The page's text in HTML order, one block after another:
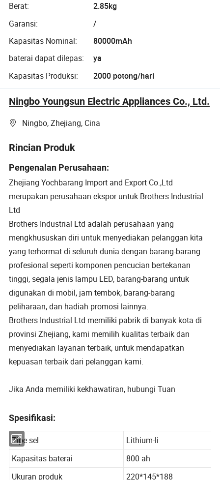
Berat:
2.85kg
Garansi:
/
Kapasitas Nominal:
80000mAh
baterai dapat dilepas:
ya
Kapasitas Produksi:
2000 potong/hari
Ningbo Youngsun Electric Appliances Co., Ltd.
Ningbo, Zhejiang, Cina
Rincian Produk
Pengenalan Perusahaan:
Zhejiang Yochbarang Import and Export Co.,Ltd
merupakan perusahaan ekspor untuk Brothers Industrial
Ltd
Brothers Industrial Ltd adalah perusahaan yang
mengkhususkan diri untuk menyediakan pelanggan kita
yang terhormat di seluruh dunia dengan barang-barang
profesional seperti komponen pencucian bertekanan
tinggi, segala jenis lampu LED, barang-barang untuk
digunakan di mobil, jam tembok, barang-barang
peliharaan, dan hadiah promosi lainnya.
Brothers Industrial Ltd memiliki pabrik di banyak kota di
provinsi Zhejiang, kami memilih kualitas terbaik dan
menyediakan layanan terbaik, untuk mendapatkan
kepuasan terbaik dari pelanggan kami.
Jika Anda memiliki kekhawatiran, hubungi Tuan
Spesifikasi:
Tipe sel
Lithium-li
Kapasitas baterai
800 ah